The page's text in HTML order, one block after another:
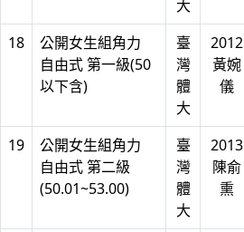
大
18
公開女生組角力
自由式 第一級(50
以下含)
臺
灣
體
大
2012
黃婉
儀
19
公開女生組角力
自由式 第二級
(50.01~53.00)
臺
灣
體
大
2013
陳俞
熏